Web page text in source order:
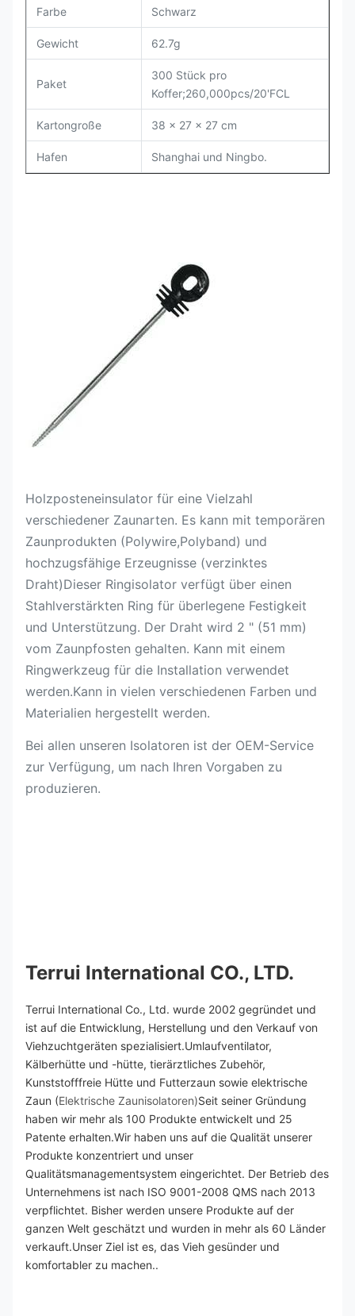
Farbe Schwarz
Gewicht 62.7g
Paket
300 Stück pro
Koffer;260,000pcs/20'FCL
Kartongroße 38 x 27 x 27 cm
Hafen Shanghai und Ningbo.
Holzposteneinsulator für eine Vielzahl
verschiedener Zaunarten. Es kann mit temporären
Zaunprodukten (Polywire,Polyband) und
hochzugsfähige Erzeugnisse (verzinktes
Draht)Dieser Ringisolator verfügt über einen
Stahlverstärkten Ring für überlegene Festigkeit
und Unterstützung. Der Draht wird 2 " (51 mm)
vom Zaunpfosten gehalten. Kann mit einem
Ringwerkzeug für die Installation verwendet
werden.Kann in vielen verschiedenen Farben und
Materialien hergestellt werden.
Bei allen unseren Isolatoren ist der OEM-Service
zur Verfügung, um nach Ihren Vorgaben zu
produzieren.
Terrui International CO., LTD.
Terrui International Co., Ltd. wurde 2002 gegründet und
ist auf die Entwicklung, Herstellung und den Verkauf von
Viehzuchtgeräten spezialisiert.Umlaufventilator,
Kälberhütte und -hütte, tierärztliches Zubehör,
Kunststofffreie Hütte und Futterzaun sowie elektrische
Zaun (Elektrische Zaunisolatoren)Seit seiner Gründung
haben wir mehr als 100 Produkte entwickelt und 25
Patente erhalten.Wir haben uns auf die Qualität unserer
Produkte konzentriert und unser
Qualitätsmanagementsystem eingerichtet. Der Betrieb des
Unternehmens ist nach ISO 9001-2008 QMS nach 2013
verpflichtet. Bisher werden unsere Produkte auf der
ganzen Welt geschätzt und wurden in mehr als 60 Länder
verkauft.Unser Ziel ist es, das Vieh gesünder und
komfortabler zu machen..